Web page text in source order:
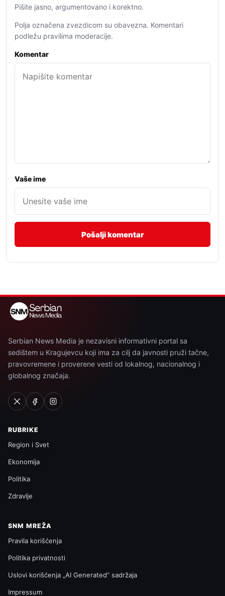
Pišite jasno, argumentovano i korektno.
Polja označena zvezdicom su obavezna. Komentari
podležu pravilima moderacije.
Komentar
Vaše ime
Serbian News Media je nezavisni informativni portal sa
sedištem u Kragujevcu koji ima za cilj da javnosti pruži tačne,
pravovremene i proverene vesti od lokalnog, nacionalnog i
globalnog značaja.
RUBRIKE
Region i Svet
Ekonomija
Politika
Zdravlje
SNM MREŽA
Pravila korišćenja
Politika privatnosti
Uslovi korišćenja „AI Generated“ sadržaja
Impressum